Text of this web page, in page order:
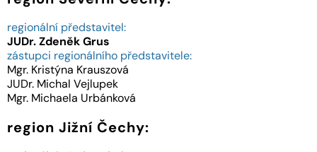
regionální představitel:
JUDr.ZdeněkGrus
zástupci regionálního představitele:
Mgr. Kristýna Krauszová
JUDr. Michal Vejlupek
Mgr. Michaela Urbánková
region Jižní Čechy: